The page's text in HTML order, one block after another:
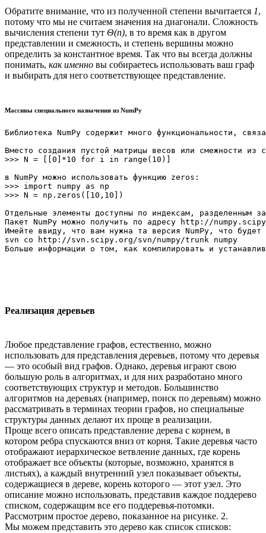
Обратите внимание, что из полученной степени вычитается 1,
потому что мы не считаем значения на диагонали. Сложность
вычисления степени тут Θ(n), в то время как в другом
представлении и смежность, и степень вершины можно
определить за константное время. Так что вы всегда должны
понимать, как именно вы собираетесь использовать ваш граф
и выбирать для него соответствующее представление.
Массивы специального назначения из NumPy
Библиотека NumPy содержит много функциональности,
Вместо создания пустой матрицы весов или смежности
>>> N = [[0]*10 for i in range(10)]
в NumPy можно использовать функцию zeros:
>>> import numpy as np
>>> N = np.zeros([10,10])
Отдельные элементы доступны по индексам,
Пакет NumPy можно получить по адресу http://
Имейте ввиду, что вам нужна та версия NumPy, что
svn co http://svn.scipy.org/svn/numpy/trunk numpy
Реализация деревьев
Любое представление графов, естественно, можно
использовать для представления деревьев, потому что деревья
— это особый вид графов. Однако, деревья играют свою
большую роль в алгоритмах, и для них разработано много
соответствующих структур и методов. Большинство
алгоритмов на деревьях (например, поиск по деревьям) можно
рассматривать в терминах теории графов, но специальные
структуры данных делают их проще в реализации.
Проще всего описать представление дерева с корнем, в
котором ребра спускаются вниз от корня. Такие деревья часто
отображают иерархическое ветвление данных, где корень
отображает все объекты (которые, возможно, хранятся в
листьях), а каждый внутренний узел показывает объекты,
содержащиеся в дереве, корень которого — этот узел. Это
описание можно использовать, представив каждое поддерево
списком, содержащим все его поддеревья-потомки.
Рассмотрим простое дерево, показанное на рисунке. 2.
Мы можем представить это дерево как список списков: